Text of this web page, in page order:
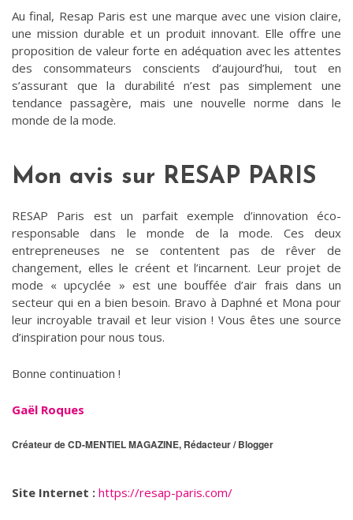
Au final, Resap Paris est une marque avec une vision claire,
une mission durable et un produit innovant. Elle offre une
proposition de valeur forte en adéquation avec les attentes
des consommateurs conscients d’aujourd’hui, tout en
s’assurant que la durabilité n’est pas simplement une
tendance passagère, mais une nouvelle norme dans le
monde de la mode.
Mon avis sur RESAP PARIS
RESAP Paris est un parfait exemple d’innovation éco-
responsable dans le monde de la mode. Ces deux
entrepreneuses ne se contentent pas de rêver de
changement, elles le créent et l’incarnent. Leur projet de
mode « upcyclée » est une bouffée d’air frais dans un
secteur qui en a bien besoin. Bravo à Daphné et Mona pour
leur incroyable travail et leur vision ! Vous êtes une source
d’inspiration pour nous tous.
Bonne continuation !
Gaël Roques
Créateur de CD-MENTIEL MAGAZINE, Rédacteur / Blogger
Site Internet : https://resap-paris.com/